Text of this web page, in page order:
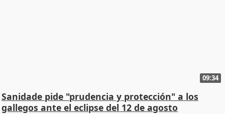
09:34
Sanidade pide "prudencia y protección" a los
gallegos ante el eclipse del 12 de agosto